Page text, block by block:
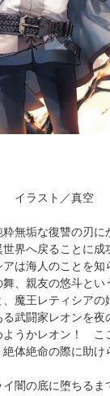
イラスト／真空
粋無垢な復讐の刃に
界へ戻ることに成
は海人のことを知
舞、親友の悠斗と
魔王レティシアの
武闘家レオンを夜
ようかレオン！ こ
体絶命の際に助
闇の底に堕ちるま